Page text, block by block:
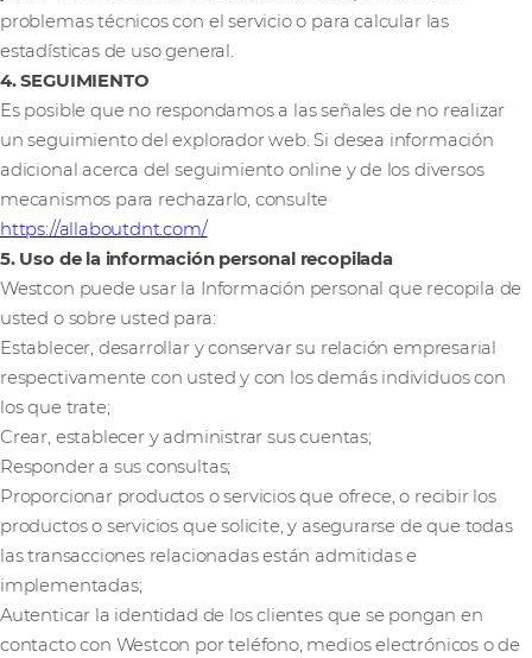
problemas técnicos con el servicio o para calcular las
estadísticas de uso general.
4. SEGUIMIENTO
Es posible que no respondamos a las señales de no realizar
un seguimiento del explorador web. Si desea información
adicional acerca del seguimiento online y de los diversos
mecanismos para rechazarlo, consulte
https://allaboutdnt.com/
5. Uso de la información personal recopilada
Westcon puede usar la Información personal que recopila de
usted o sobre usted para:
Establecer, desarrollar y conservar su relación empresarial
respectivamente con usted y con los demás individuos con
los que trate;
Crear, establecer y administrar sus cuentas;
Responder a sus consultas;
Proporcionar productos o servicios que ofrece, o recibir los
productos o servicios que solicite, y asegurarse de que todas
las transacciones relacionadas están admitidas e
implementadas;
Autenticar la identidad de los clientes que se pongan en
contacto con Westcon por teléfono, medios electrónicos o de